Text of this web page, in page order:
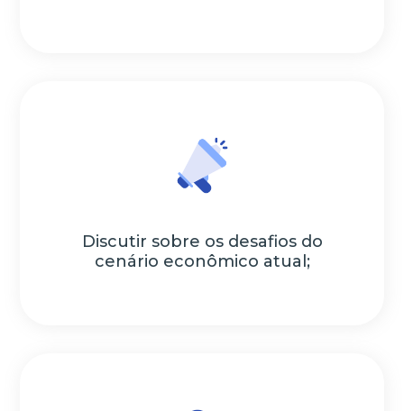
Discutir sobre os desafios do
cenário econômico atual;